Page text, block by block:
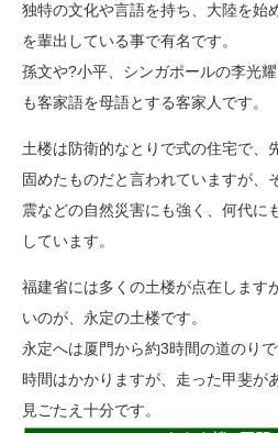
独特の文化や言語を持ち、大陸を始
を輩出している事で有名です。
孫文や?小平、シンガポールの李光
も客家語を母語とする客家人です。
土楼は防衛的なとりで式の住宅で、
固めたものだと言われていますが、
震などの自然災害にも強く、何代に
しています。
福建省には多くの土楼が点在します
いのが、永定の土楼です。
永定へは厦門から約3時間の道のり
時間はかかりますが、走った甲斐が
見ごたえ十分です。